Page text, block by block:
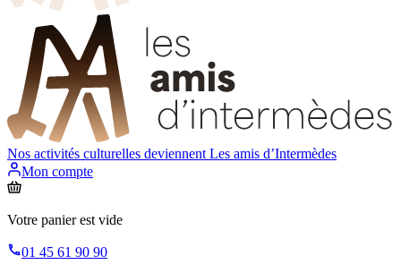
Nos activités culturelles deviennent Les amis d’Intermèdes
Mon compte
Votre panier est vide
01 45 61 90 90